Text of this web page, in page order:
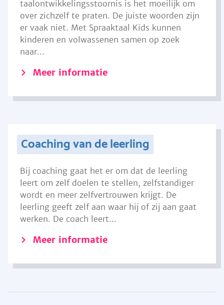
taalontwikkelingsstoornis is het moeilijk om
over zichzelf te praten. De juiste woorden zijn
er vaak niet. Met Spraaktaal Kids kunnen
kinderen en volwassenen samen op zoek
naar...
Meer informatie
Coaching van de leerling
Bij coaching gaat het er om dat de leerling
leert om zelf doelen te stellen, zelfstandiger
wordt en meer zelfvertrouwen krijgt. De
leerling geeft zelf aan waar hij of zij aan gaat
werken. De coach leert...
Meer informatie